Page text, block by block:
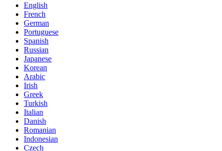
English
French
German
Portuguese
Spanish
Russian
Japanese
Korean
Arabic
Irish
Greek
Turkish
Italian
Danish
Romanian
Indonesian
Czech